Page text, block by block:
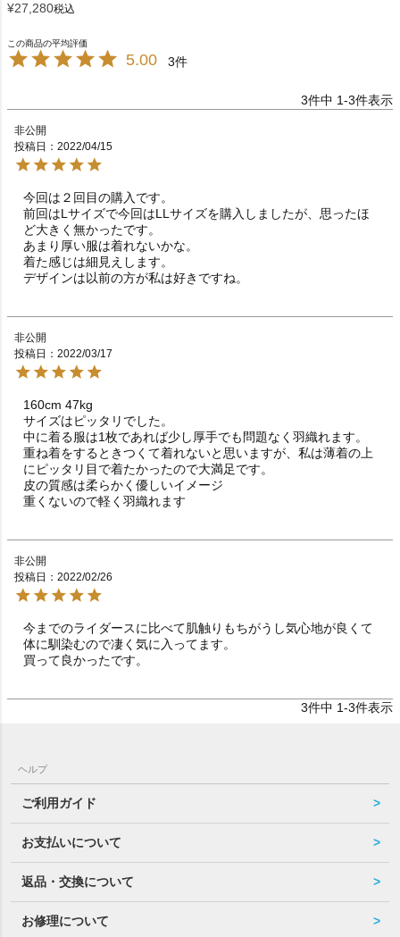
¥27,280税込
5.00 3
3件中 1-3件表示
非公開
投稿日
2022/04/15
今回は２回目の購入です。
前回はLサイズで今回はLLサイズを購入しましたが、思ったほ
ど大きく無かったです。
あまり厚い服は着れないかな。
着た感じは細見えします。
デザインは以前の方が私は好きですね。
非公開
投稿日
2022/03/17
160cm 47kg
サイズはピッタリでした。
中に着る服は1枚であれば少し厚手でも問題なく羽織れます。
重ね着をするときつくて着れないと思いますが、私は薄着の上
にピッタリ目で着たかったので大満足です。
皮の質感は柔らかく優しいイメージ
非公開
投稿日
2022/02/26
今までのライダースに比べて肌触りもちがうし気心地が良くて
体に馴染むので凄く気に入ってます。
買って良かったです。
3件中 1-3件表示
ヘルプ
ご利用ガイド
お支払いについて
返品・交換について
お修理について